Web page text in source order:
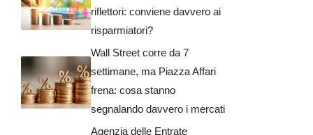
riflettori: conviene davvero ai
risparmiatori?
Wall Street corre da 7
settimane, ma Piazza Affari
frena: cosa stanno
segnalando davvero i mercati
Agenzia delle Entrate